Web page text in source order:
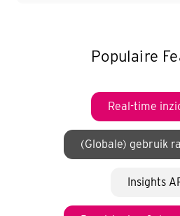
Populaire
Real-time
(Globale) gebruik
Insights